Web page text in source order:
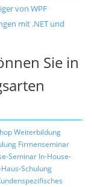
von WPF
mit .NET und
Sie in
Weiterbildung
Firmenseminar
Seminar In-House-
Schulung